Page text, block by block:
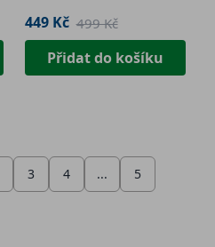
449 Kč 499 Kč
Přidat do košíku
3 4 ... 5